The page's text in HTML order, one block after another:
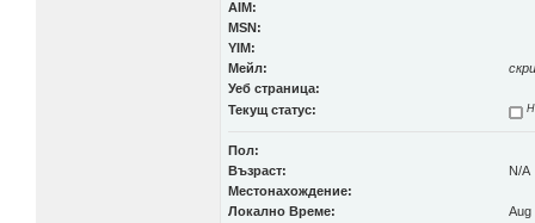
AIM:
MSN:
YIM:
Мейл:
Уеб страница:
Текущ статус:
Пол:
Възраст:
N/A
Местонахождение:
Локално Време:
Aug